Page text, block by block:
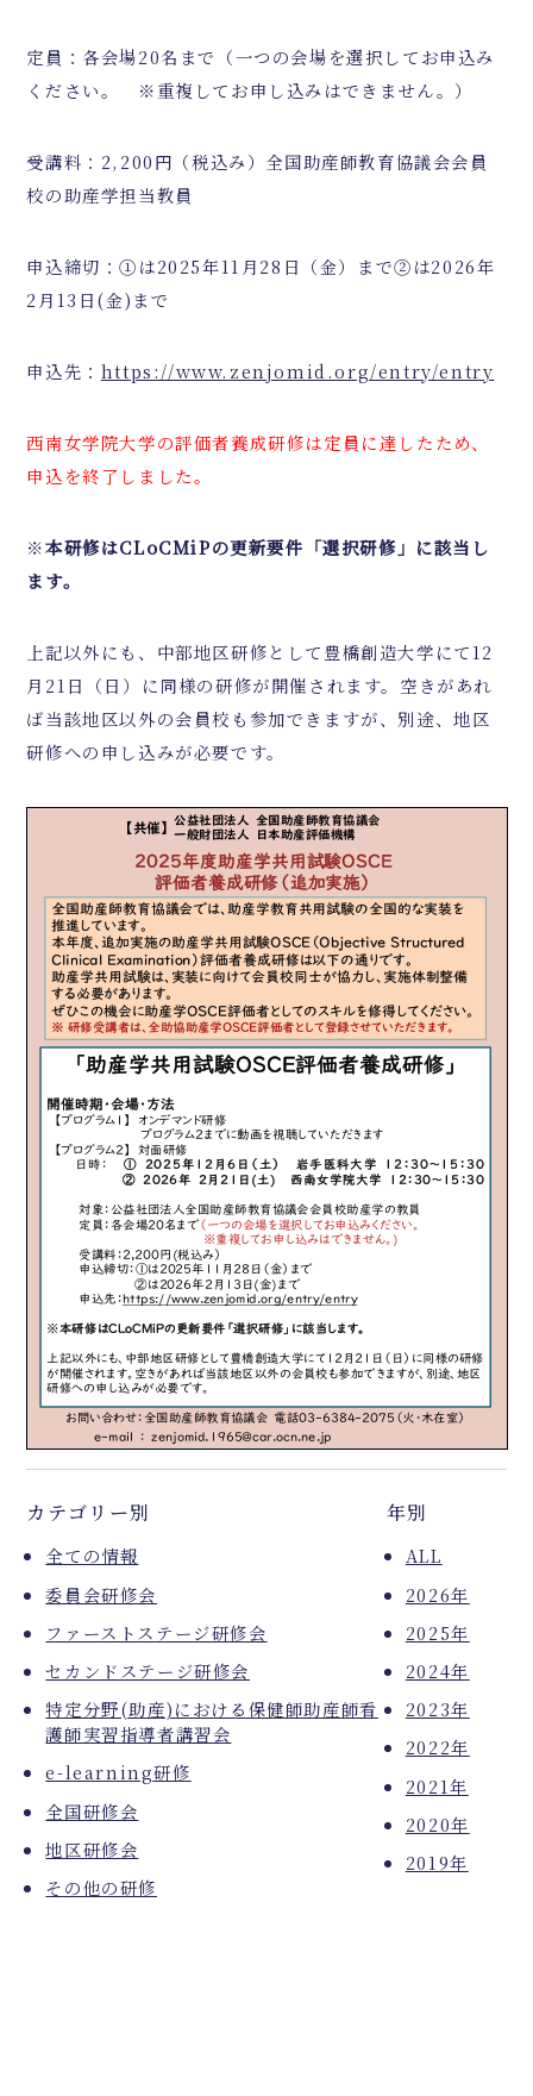
定員：各会場20名まで（一つの会場を選択してお申込み
ください。 ※重複してお申し込みはできません。）
受講料：2,200円（税込み）全国助産師教育協議会会員
校の助産学担当教員
申込締切：①は2025年11月28日（金）まで②は2026年
2月13日(金)まで
申込先： https://www.zenjomid.org/entry/entry
西南女学院大学の評価者養成研修は定員に達したため、
申込を終了しました。
※本研修はCLoCMiPの更新要件「選択研修」に該当し
ます。
上記以外にも、中部地区研修として豊橋創造大学にて12
月21日（日）に同様の研修が開催されます。空きがあれ
ば当該地区以外の会員校も参加できますが、別途、地区
研修への申し込みが必要です。
カテゴリー別
全ての情報
委員会研修会
ファーストステージ研修会
セカンドステージ研修会
特定分野(助産)における保健師助産師看
護師実習指導者講習会
e-learning研修
全国研修会
地区研修会
その他の研修
年別
ALL
2026年
2025年
2024年
2023年
2022年
2021年
2020年
2019年